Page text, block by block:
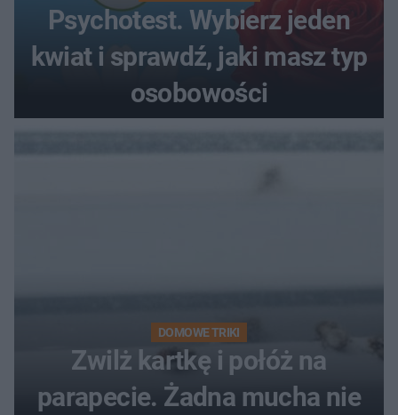
Psychotest. Wybierz jeden
kwiat i sprawdź, jaki masz typ
osobowości
DOMOWE TRIKI
Zwilż kartkę i połóż na
parapecie. Żadna mucha nie